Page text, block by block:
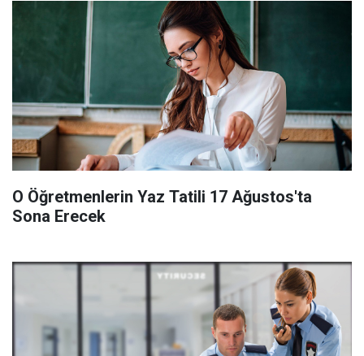
O Öğretmenlerin Yaz Tatili 17 Ağustos'ta
Sona Erecek